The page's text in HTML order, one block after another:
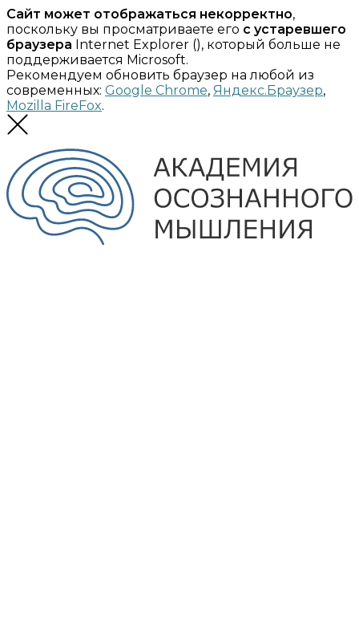
Сайт может отображаться некорректно,
поскольку вы просматриваете его с устаревшего
браузера Internet Explorer (), который больше не
поддерживается Microsoft.
Рекомендуем обновить браузер на любой из
современных: Google Chrome, Яндекс.Браузер,
Mozilla FireFox.